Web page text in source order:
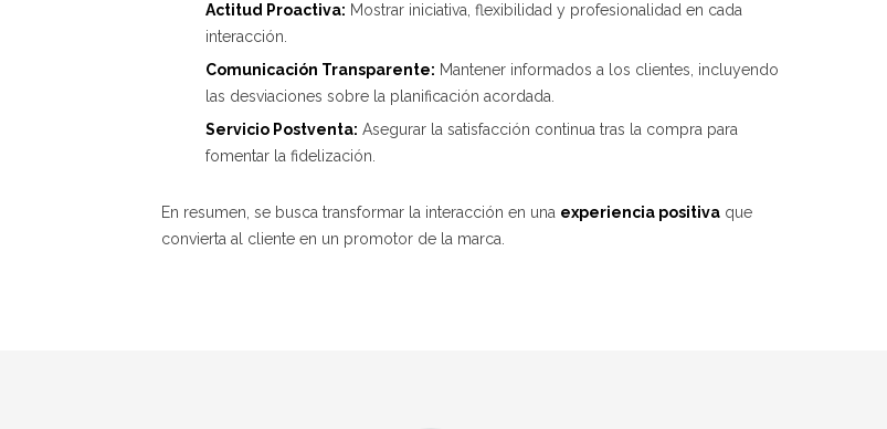
Actitud Proactiva: Mostrar iniciativa, flexibilidad y profesionalidad en cada
interacción.
Comunicación Transparente: Mantener informados a los clientes, incluyendo
las desviaciones sobre la planificación acordada.
Servicio Postventa: Asegurar la satisfacción continua tras la compra para
fomentar la fidelización.
En resumen, se busca transformar la interacción en una experiencia positiva que
convierta al cliente en un promotor de la marca.